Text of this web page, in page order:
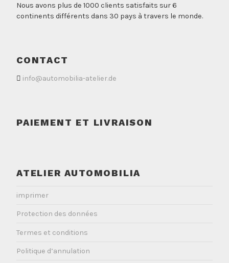
Nous avons plus de 1000 clients satisfaits sur 6
continents différents dans 30 pays à travers le monde.
CONTACT
info@automobilia-atelier.de
PAIEMENT ET LIVRAISON
ATELIER AUTOMOBILIA
imprimer
Protection des données
Termes et conditions
Politique d’annulation